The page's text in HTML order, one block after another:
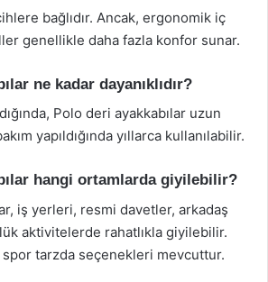
bağlıdır. Ancak, ergonomik iç
genellikle daha fazla konfor sunar.
ne kadar dayanıklıdır?
Polo deri ayakkabılar uzun
yapıldığında yıllarca kullanılabilir.
hangi ortamlarda giyilebilir?
iş yerleri, resmi davetler, arkadaş
aktivitelerde rahatlıkla giyilebilir.
tarzda seçenekleri mevcuttur.